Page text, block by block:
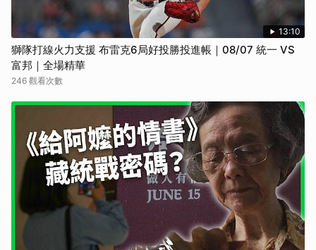
13:10
獅隊打線火力支援 布雷克6局好投勝投進帳｜08/07 統一 VS
富邦｜全場精華
246 觀看次數